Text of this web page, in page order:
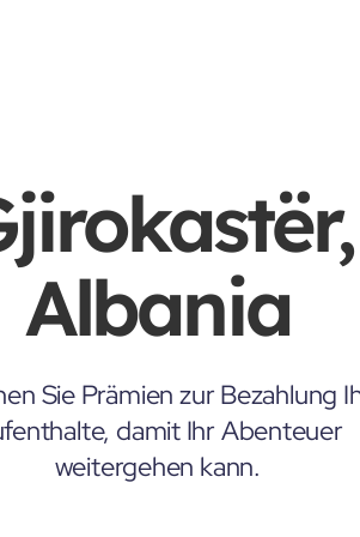
Albania
Sie Prämien zur Bezahlung
damit Ihr Abenteuer
weitergehen kann.